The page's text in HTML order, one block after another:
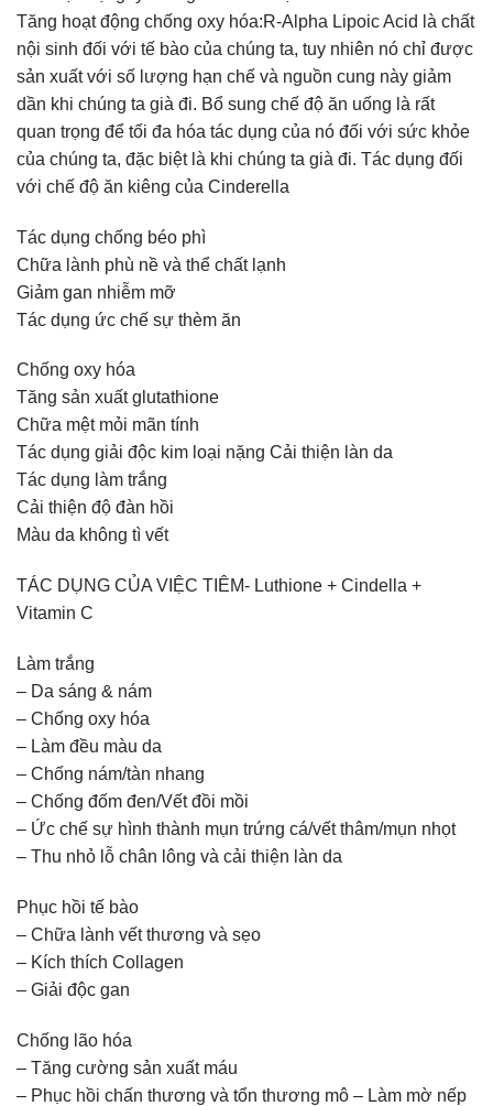
Tăng hoạt động chống oxy hóa:R-Alpha Lipoic Acid là chất
nội sinh đối với tế bào của chúng ta, tuy nhiên nó chỉ được
sản xuất với số lượng hạn chế và nguồn cung này giảm
dần khi chúng ta già đi. Bổ sung chế độ ăn uống là rất
quan trọng để tối đa hóa tác dụng của nó đối với sức khỏe
của chúng ta, đặc biệt là khi chúng ta già đi. Tác dụng đối
với chế độ ăn kiêng của Cinderella
Tác dụng chống béo phì
Chữa lành phù nề và thể chất lạnh
Giảm gan nhiễm mỡ
Tác dụng ức chế sự thèm ăn
Chống oxy hóa
Tăng sản xuất glutathione
Chữa mệt mỏi mãn tính
Tác dụng giải độc kim loại nặng Cải thiện làn da
Tác dụng làm trắng
Cải thiện độ đàn hồi
Màu da không tì vết
TÁC DỤNG CỦA VIỆC TIÊM- Luthione + Cindella +
Vitamin C
Làm trắng
– Da sáng & nám
– Chống oxy hóa
– Làm đều màu da
– Chống nám/tàn nhang
– Chống đốm đen/Vết đồi mồi
– Ức chế sự hình thành mụn trứng cá/vết thâm/mụn nhọt
– Thu nhỏ lỗ chân lông và cải thiện làn da
Phục hồi tế bào
– Chữa lành vết thương và sẹo
– Kích thích Collagen
– Giải độc gan
Chống lão hóa
– Tăng cường sản xuất máu
– Phục hồi chấn thương và tổn thương mô – Làm mờ nếp